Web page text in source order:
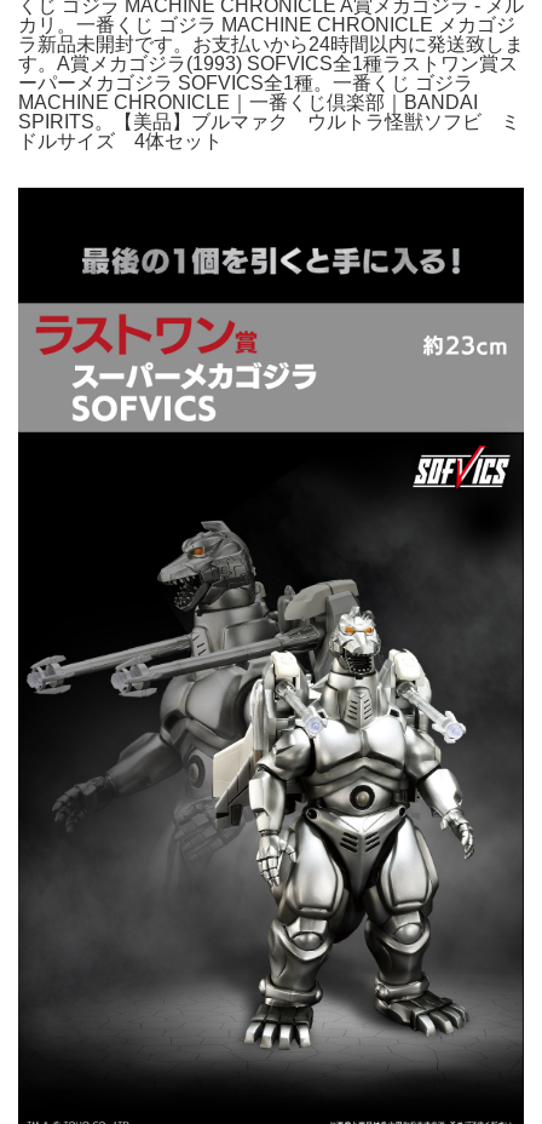
くじ ゴジラ MACHINE CHRONICLE A賞メカゴジラ - メル
カリ。一番くじ ゴジラ MACHINE CHRONICLE メカゴジ
ラ新品未開封です。お支払いから24時間以内に発送致しま
す。A賞メカゴジラ(1993) SOFVICS全1種ラストワン賞ス
ーパーメカゴジラ SOFVICS全1種。一番くじ ゴジラ
MACHINE CHRONICLE｜一番くじ倶楽部｜BANDAI
SPIRITS。【美品】ブルマァク ウルトラ怪獣ソフビ ミ
ドルサイズ 4体セット